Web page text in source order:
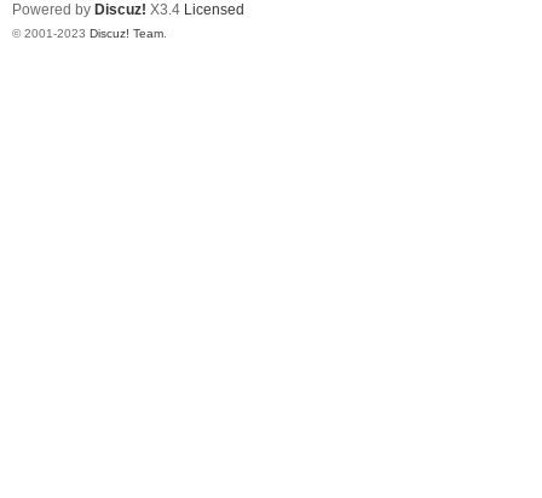
圈
Powered by Discuz! X3.4 Licensed
© 2001-2023 Discuz! Team